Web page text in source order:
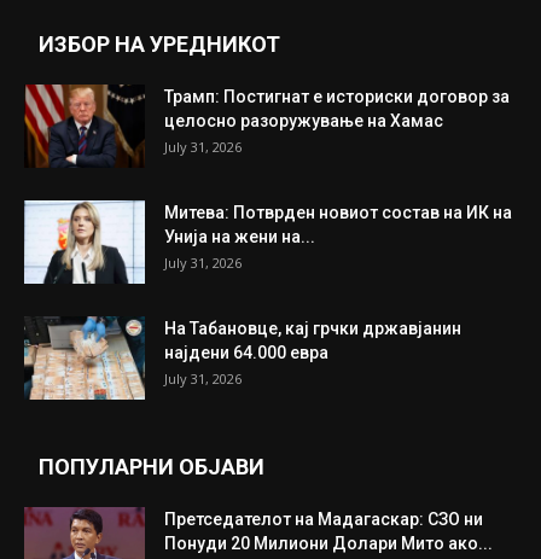
ИЗБОР НА УРЕДНИКОТ
Трамп: Постигнат е историски договор за
целосно разоружување на Хамас
July 31, 2026
Митева: Потврден новиот состав на ИК на
Унија на жени на...
July 31, 2026
На Табановце, кај грчки државјанин
најдени 64.000 евра
July 31, 2026
ПОПУЛАРНИ ОБЈАВИ
Претседателот на Мадагаскар: СЗО ни
Понуди 20 Милиони Долари Мито ако...